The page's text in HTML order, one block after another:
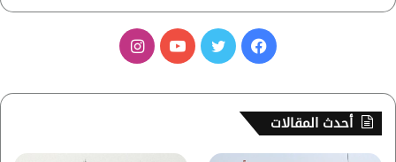
س
ب
ي
ت
أحدث المقالات